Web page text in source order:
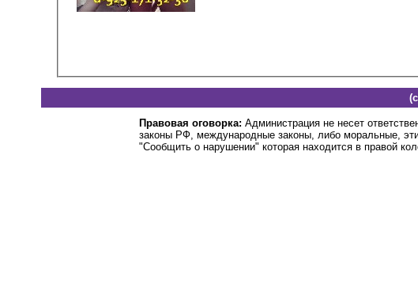
Правовая оговорка: Администрация не несет
законы РФ, международные законы, либо моральные,
"Сообщить о нарушении" которая находится в правой